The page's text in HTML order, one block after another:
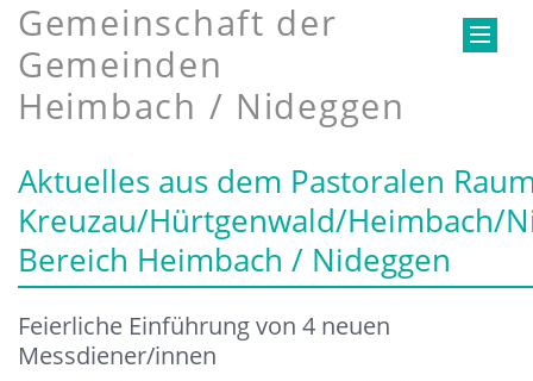
Gemeinschaft der
Gemeinden
Heimbach / Nideggen
Aktuelles aus dem Pastoralen
Kreuzau/Hürtgenwald/Heimbach/
Bereich Heimbach / Nideggen
Feierliche Einführung von 4 neuen
Messdiener/innen